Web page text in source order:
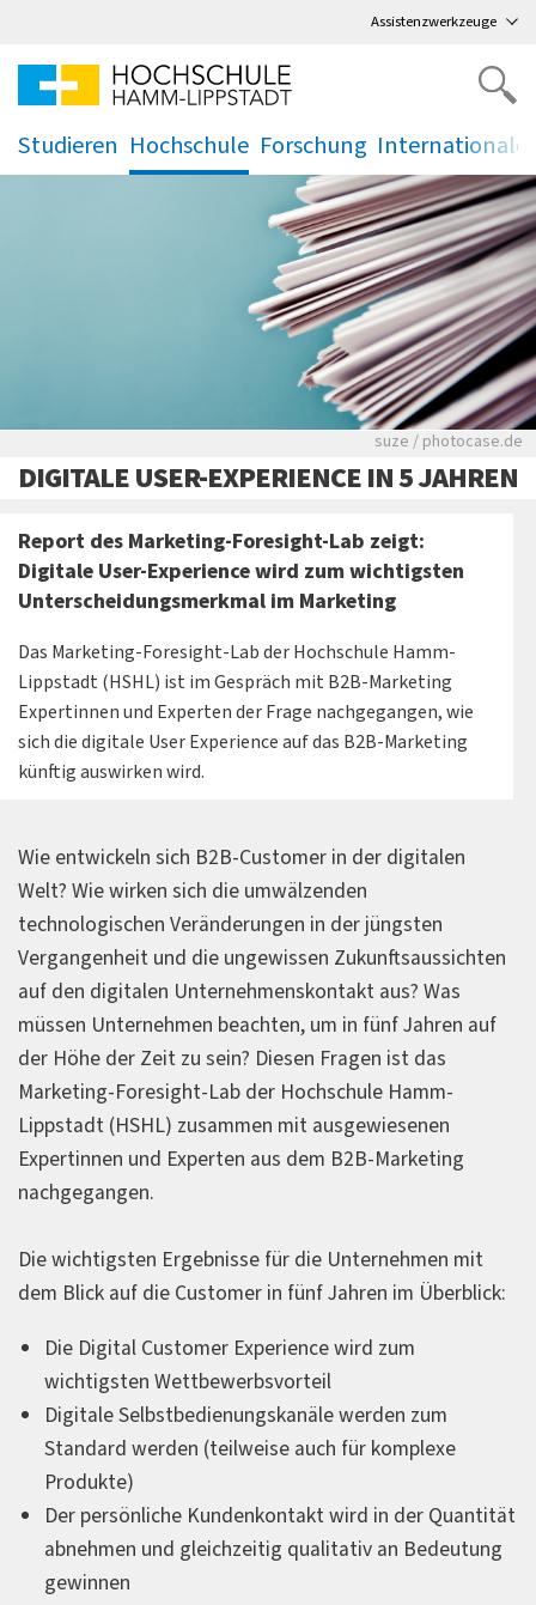
Assistenzwerkzeuge
Studieren
.
Hochschule
.
Forschung
. .
Viele Zeitungen.
suze / photocase.de
DIGITALE USER-EXPERIENCE IN 5 JAHREN
Report des Marketing-Foresight-Lab zeigt:
Digitale User-Experience wird zum wichtigsten
Unterscheidungsmerkmal im Marketing
Das Marketing-Foresight-Lab der Hochschule Hamm-
Lippstadt (HSHL) ist im Gespräch mit B2B-Marketing
Expertinnen und Experten der Frage nachgegangen, wie
sich die digitale User Experience auf das B2B-Marketing
künftig auswirken wird.
Wie entwickeln sich B2B-Customer in der digitalen
Welt? Wie wirken sich die umwälzenden
technologischen Veränderungen in der jüngsten
Vergangenheit und die ungewissen Zukunftsaussichten
auf den digitalen Unternehmenskontakt aus? Was
müssen Unternehmen beachten, um in fünf Jahren auf
der Höhe der Zeit zu sein? Diesen Fragen ist das
Marketing-Foresight-Lab der Hochschule Hamm-
Lippstadt (HSHL) zusammen mit ausgewiesenen
Expertinnen und Experten aus dem B2B-Marketing
nachgegangen.
Die wichtigsten Ergebnisse für die Unternehmen mit
dem Blick auf die Customer in fünf Jahren im Überblick:
Die Digital Customer Experience wird zum
wichtigsten Wettbewerbsvorteil
Digitale Selbstbedienungskanäle werden zum
Standard werden (teilweise auch für komplexe
Produkte)
Der persönliche Kundenkontakt wird in der Quantität
abnehmen und gleichzeitig qualitativ an Bedeutung
gewinnen